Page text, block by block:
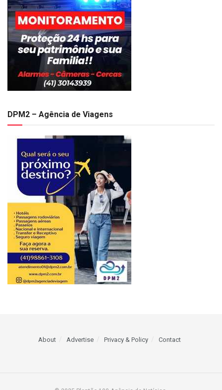
DPM2 – Agência de Viagens
About Advertise Privacy & Policy Contact